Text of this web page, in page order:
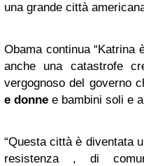
una grande città
Obama continua “Katrina
anche una catastrofe
vergognoso del governo
e donne e bambini soli e
“Questa città è diventata
resistenza , di